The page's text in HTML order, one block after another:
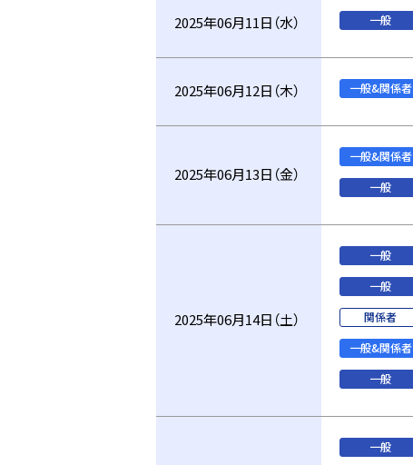
2025年06月11日（水） 一般
2025年06月12日（木） 一般&関係者
2025年06月13日（金）
一般&関係者
一般
2025年06月14日（土）
一般
一般
関係者
一般&関係者
一般
一般